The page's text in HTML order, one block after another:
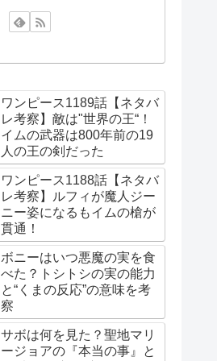
ワンピース1189話【ネタバ
レ考察】敵は"世界の王“！
イムの武器は800年前の19
人の王の剣だった
ワンピース1188話【ネタバ
レ考察】ルフィが魔人ジー
ニー姿になるもイムの槍が
貫通！
ボニーはいつ悪魔の実を食
べた？トシトシの実の能力
と“くまの反応”の意味を考
察
サボは何を見た？聖地マリ
ージョアの『本当の事』と